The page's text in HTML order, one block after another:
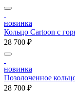
новинка
Кольцо Cartoon c
28 700 ₽
новинка
Позолоченное
28 700 ₽